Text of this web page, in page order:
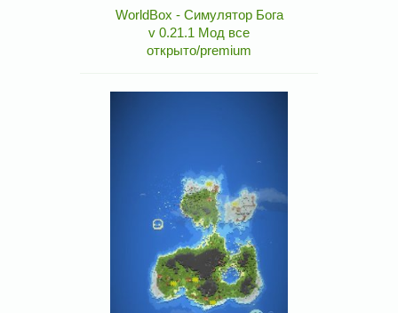
WorldBox - Симулятор Бога
v 0.21.1 Мод все
открыто/premium